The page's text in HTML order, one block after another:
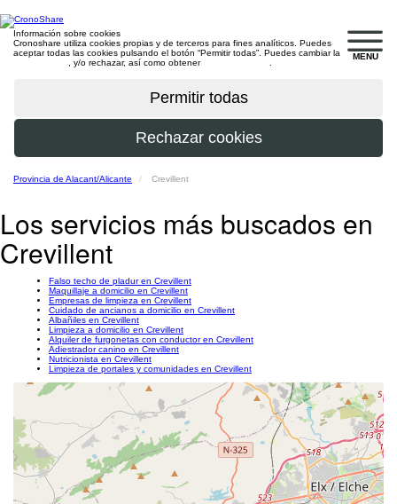
MENU
Información sobre cookies
Cronoshare utiliza cookies propias y de terceros para fines analíticos. Puedes
aceptar todas las cookies pulsando el botón “Permitir todas”. Puedes cambiar la
, y/o rechazar, así como obtener
Provincia de Alacant/Alicante Crevillent
Los servicios más buscados en
Crevillent
Falso techo de pladur en Crevillent
Maquillaje a domicilio en Crevillent
Empresas de limpieza en Crevillent
Cuidado de ancianos a domicilio en Crevillent
Albañiles en Crevillent
Limpieza a domicilio en Crevillent
Alquiler de furgonetas con conductor en Crevillent
Adiestrador canino en Crevillent
Nutricionista en Crevillent
Limpieza de portales y comunidades en Crevillent